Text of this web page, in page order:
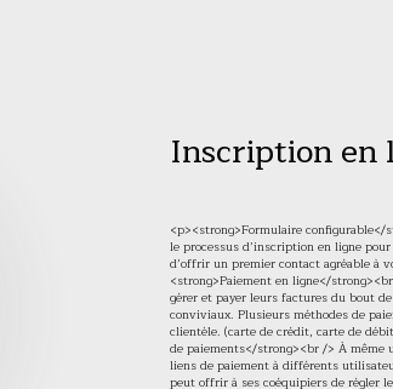
Inscription en
<p><strong>Formulaire
le processus d’inscription en ligne
d’offrir un premier contact agréable à
<strong>Paiement en ligne</
gérer et payer leurs factures du bout
conviviaux. Plusieurs méthodes de
clientèle. (carte de crédit, carte de
de paiements</strong><br /> À même
liens de paiement à différents
peut offrir à ses coéquipiers de régler